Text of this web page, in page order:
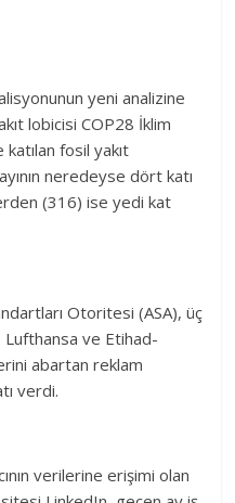
yeni analizine
lobicisi COP28 İklim
katılan fosil yakıt
neredeyse dört katı
(316) ise yedi kat
Otoritesi (ASA), üç
ve Etihad-
abartan reklam
verdi.
verilerine erişimi olan